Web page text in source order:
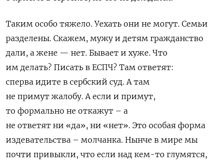
Таким особо тяжело. Уехать они не могут. Семьи
разделены. Скажем, мужу и детям гражданство
дали, а жене — нет. Бывает и хуже. Что
им делать? Писать в ЕСПЧ? Там ответят:
сперва идите в сербский суд. А там
не примут жалобу. А если и примут,
то формально не откажут – а
не ответят ни «да», ни «нет». Это особая форма
издевательства – молчанка. Нынче в мире мы
почти привыкли, что если над кем-то глумятся,